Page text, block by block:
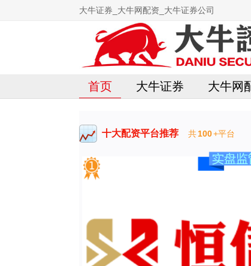
大牛证券_大牛网配资_大牛证券公司
首页 大牛证券 大牛网
十大配资平台推荐 共100+平台